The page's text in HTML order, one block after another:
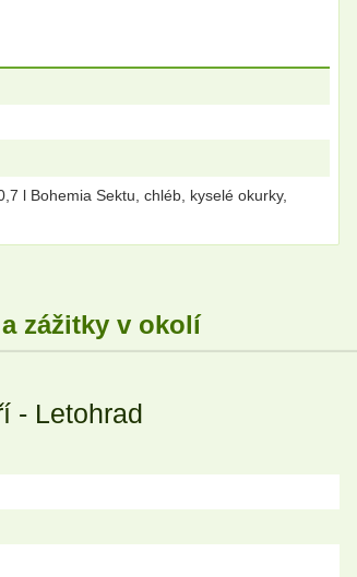
l Bohemia Sektu, chléb, kyselé okurky,
zážitky v okolí
- Letohrad